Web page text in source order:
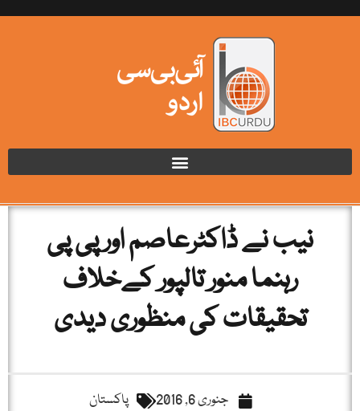
نیب نے ڈاکٹرعاصم اور پی پی
رہنما منور تالپور کےخلاف
تحقیقات کی منظوری دیدی
جنوری 6, 2016 پاکستان